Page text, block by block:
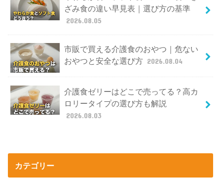
ざみ食の違い早見表｜選び方の基準
2026.08.05
市販で買える介護食のおやつ｜危ない
おやつと安全な選び方 2026.08.04
介護食ゼリーはどこで売ってる？高カ
ロリータイプの選び方も解説
2026.08.03
カテゴリー